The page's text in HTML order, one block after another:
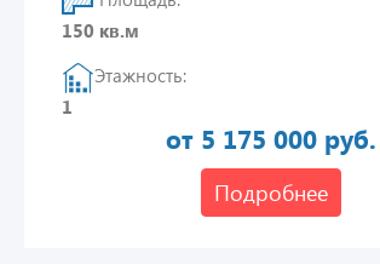
150 кв.м
Этажность:
1
от 5 175 000 руб.
Подробнее